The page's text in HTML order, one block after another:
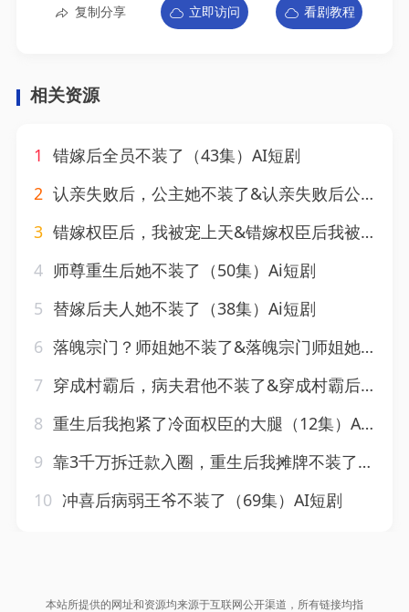
复制分享 立即访问 看剧教程
相关资源
1 错嫁后全员不装了（43集）AI短剧
2 认亲失败后，公主她不装了&认亲失败后公主她不装了（60集）AI短剧
3 错嫁权臣后，我被宠上天&错嫁权臣后我被宠上天（71集）AI短剧
4 师尊重生后她不装了（50集）Ai短剧
5 替嫁后夫人她不装了（38集）Ai短剧
6 落魄宗门？师姐她不装了&落魄宗门师姐她不装了（47集）AI短剧
7 穿成村霸后，病夫君他不装了&穿成村霸后病夫君他不装了（36集）AI短剧
8 重生后我抱紧了冷面权臣的大腿（12集）AI短剧
9 靠3千万拆迁款入圈，重生后我摊牌不装了&靠3千万拆迁款入圈重生后我摊牌不装了（37集）AI短剧
10 冲喜后病弱王爷不装了（69集）AI短剧
本站所提供的网址和资源均来源于互联网公开渠道，所有链接均指